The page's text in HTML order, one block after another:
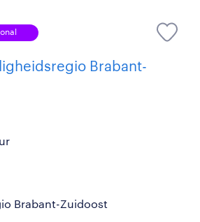
Brabant-
Brabant-Zuidoost